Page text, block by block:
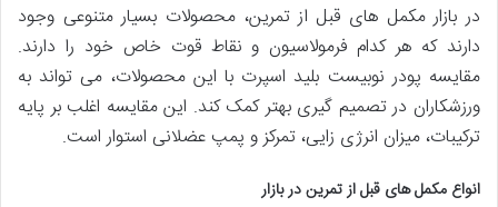
در بازار مکمل های قبل از تمرین، محصولات بسیار متنوعی وجود
دارند که هر کدام فرمولاسیون و نقاط قوت خاص خود را دارند.
مقایسه پودر نوبیست بلید اسپرت با این محصولات، می تواند به
ورزشکاران در تصمیم گیری بهتر کمک کند. این مقایسه اغلب بر پایه
ترکیبات، میزان انرژی زایی، تمرکز و پمپ عضلانی استوار است.
انواع مکمل های قبل از تمرین در بازار